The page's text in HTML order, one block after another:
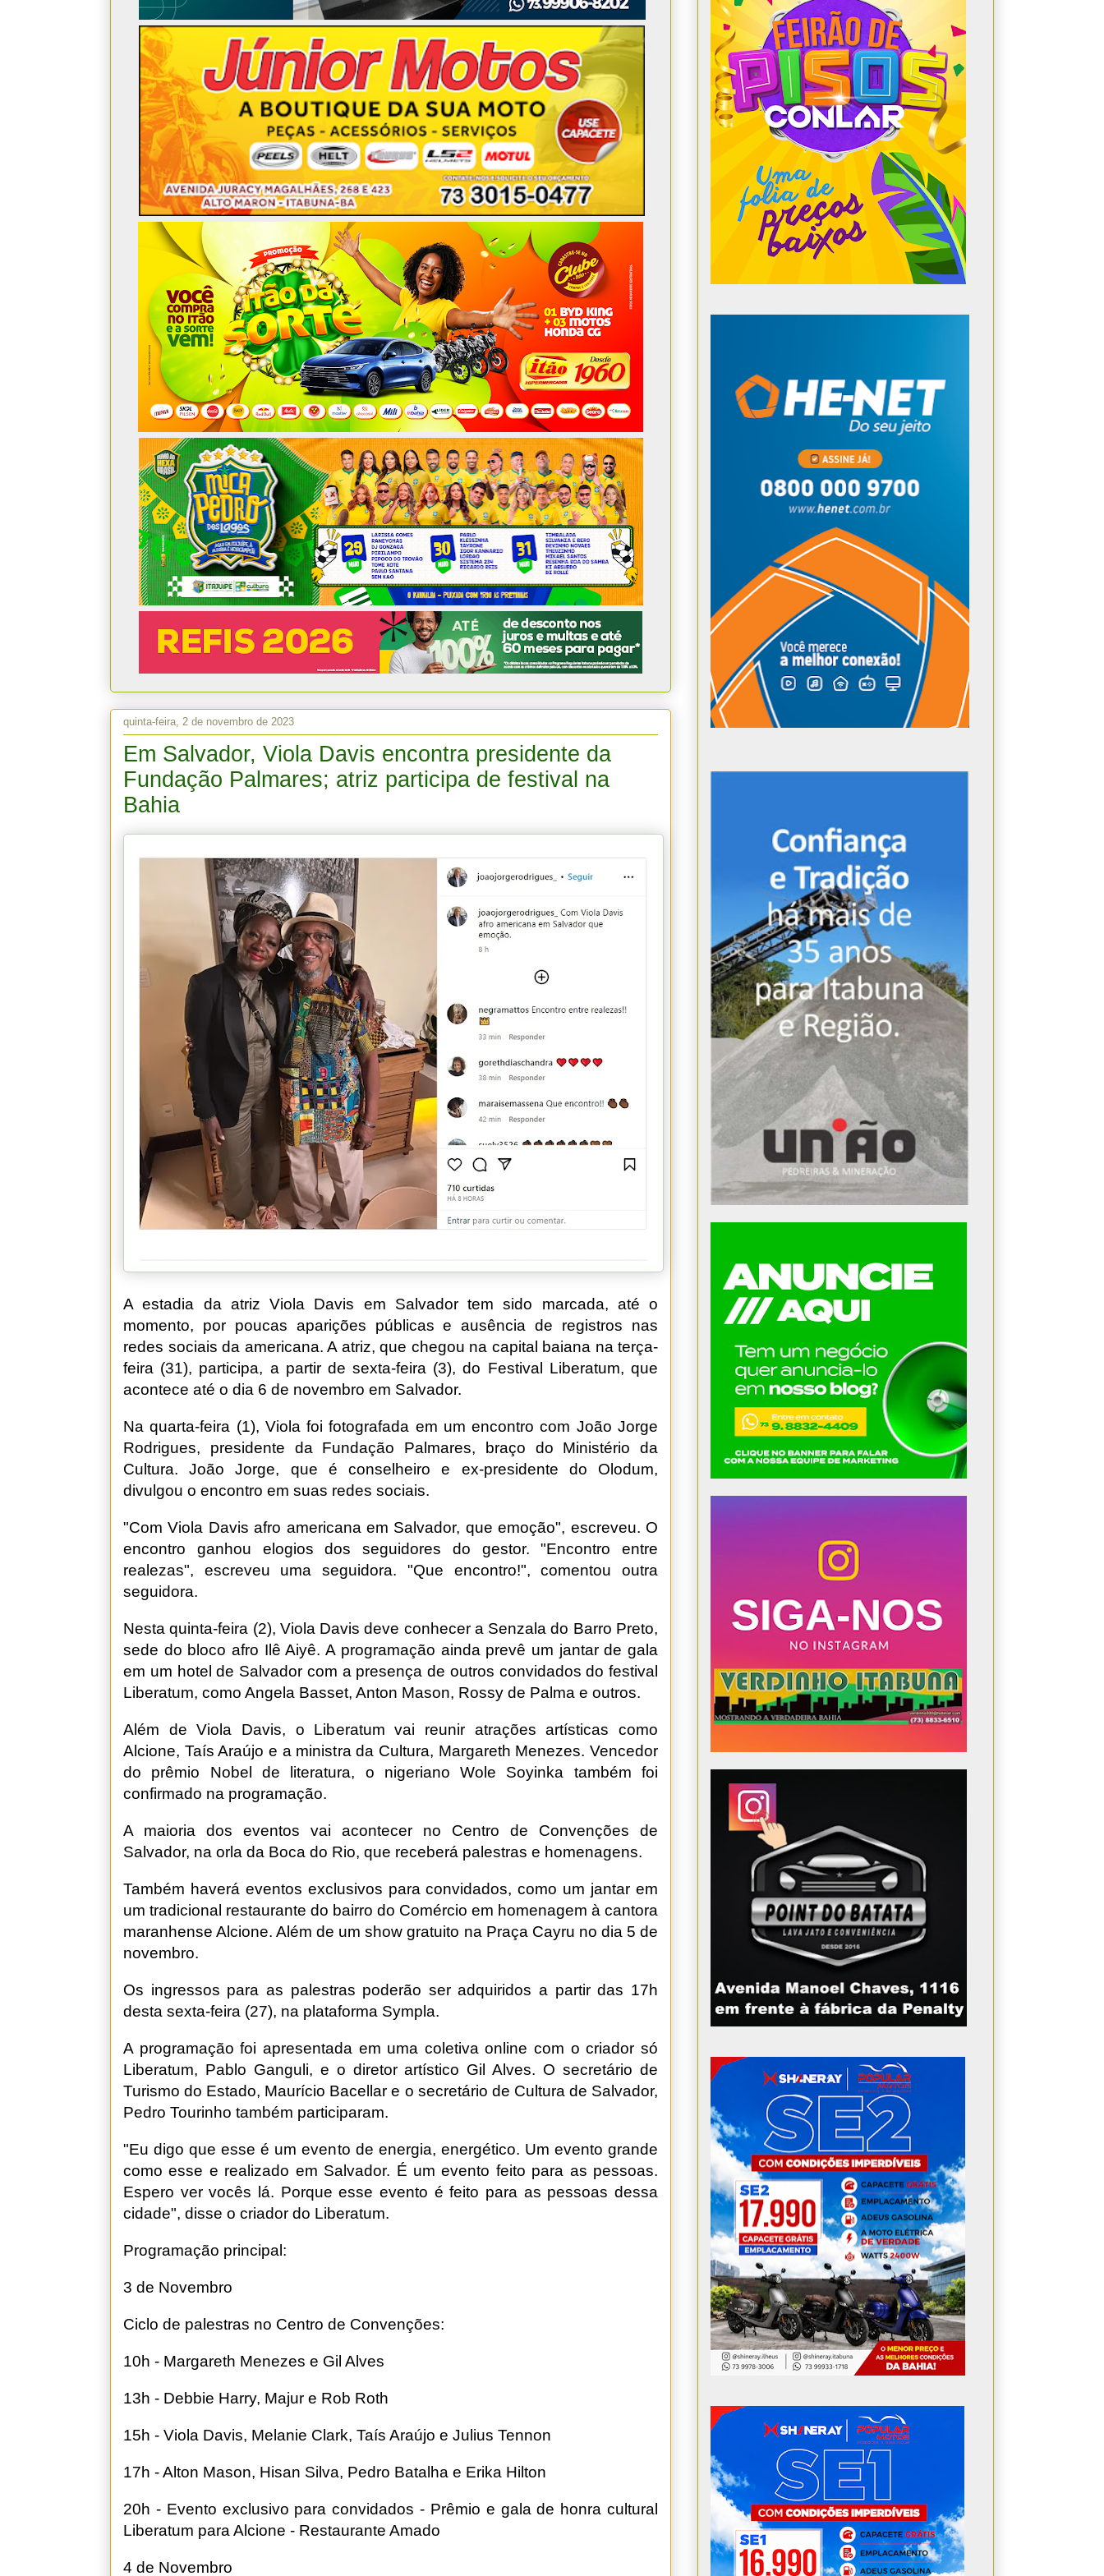
quinta-feira, 2 de novembro de 2023
Em Salvador, Viola Davis encontra presidente da
Fundação Palmares; atriz participa de festival na
Bahia
A estadia da atriz Viola Davis em Salvador tem sido marcada, até o
momento, por poucas aparições públicas e ausência de registros nas
redes sociais da americana. A atriz, que chegou na capital baiana na terça-
feira (31), participa, a partir de sexta-feira (3), do Festival Liberatum, que
acontece até o dia 6 de novembro em Salvador.
Na quarta-feira (1), Viola foi fotografada em um encontro com João Jorge
Rodrigues, presidente da Fundação Palmares, braço do Ministério da
Cultura. João Jorge, que é conselheiro e ex-presidente do Olodum,
divulgou o encontro em suas redes sociais.
"Com Viola Davis afro americana em Salvador, que emoção", escreveu. O
encontro ganhou elogios dos seguidores do gestor. "Encontro entre
realezas", escreveu uma seguidora. "Que encontro!", comentou outra
seguidora.
Nesta quinta-feira (2), Viola Davis deve conhecer a Senzala do Barro Preto,
sede do bloco afro Ilê Aiyê. A programação ainda prevê um jantar de gala
em um hotel de Salvador com a presença de outros convidados do festival
Liberatum, como Angela Basset, Anton Mason, Rossy de Palma e outros.
Além de Viola Davis, o Liberatum vai reunir atrações artísticas como
Alcione, Taís Araújo e a ministra da Cultura, Margareth Menezes. Vencedor
do prêmio Nobel de literatura, o nigeriano Wole Soyinka também foi
confirmado na programação.
A maioria dos eventos vai acontecer no Centro de Convenções de
Salvador, na orla da Boca do Rio, que receberá palestras e homenagens.
Também haverá eventos exclusivos para convidados, como um jantar em
um tradicional restaurante do bairro do Comércio em homenagem à cantora
maranhense Alcione. Além de um show gratuito na Praça Cayru no dia 5 de
novembro.
Os ingressos para as palestras poderão ser adquiridos a partir das 17h
desta sexta-feira (27), na plataforma Sympla.
A programação foi apresentada em uma coletiva online com o criador só
Liberatum, Pablo Ganguli, e o diretor artístico Gil Alves. O secretário de
Turismo do Estado, Maurício Bacellar e o secretário de Cultura de Salvador,
Pedro Tourinho também participaram.
"Eu digo que esse é um evento de energia, energético. Um evento grande
como esse e realizado em Salvador. É um evento feito para as pessoas.
Espero ver vocês lá. Porque esse evento é feito para as pessoas dessa
cidade", disse o criador do Liberatum.
Programação principal:
3 de Novembro
Ciclo de palestras no Centro de Convenções:
10h - Margareth Menezes e Gil Alves
13h - Debbie Harry, Majur e Rob Roth
15h - Viola Davis, Melanie Clark, Taís Araújo e Julius Tennon
17h - Alton Mason, Hisan Silva, Pedro Batalha e Erika Hilton
20h - Evento exclusivo para convidados - Prêmio e gala de honra cultural
Liberatum para Alcione - Restaurante Amado
4 de Novembro